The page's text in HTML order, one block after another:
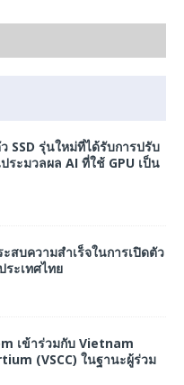
SSD รุ่นใหม่ที่ได้รับการปรับ
ระมวลผล AI ที่ใช้ GPU เป็น
สบความสำเร็จในการเปิดตัว
ระเทศไทย
เข้าร่วมกับ Vietnam
(VSCC) ในฐานะผู้ร่วม